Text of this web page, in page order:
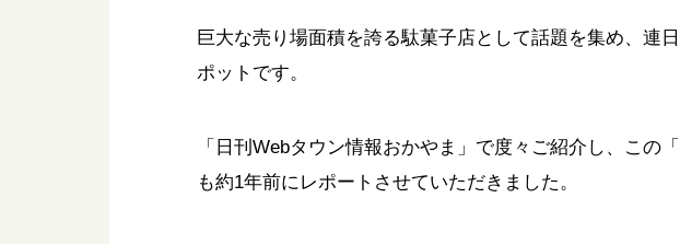
巨大な売り場面積を誇る駄菓子店として話題を集め、連
ポットです。
「日刊Webタウン情報おかやま」で度々ご紹介し、この
も約1年前にレポートさせていただきました。